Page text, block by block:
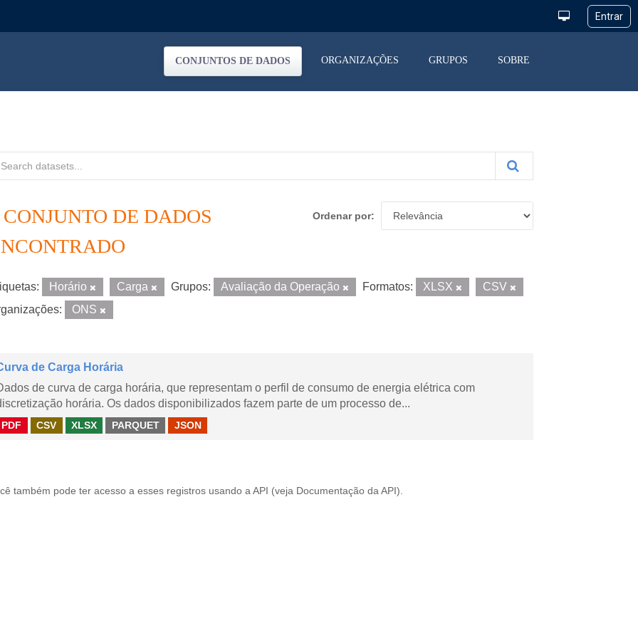
CONJUNTOS DE DADOS ORGANIZAÇÕES GRUPOS SOBRE
Ordenar por
CONJUNTO DE DADOS
Horário Carga Grupos: Avaliação da Operação Formatos: XLSX
CSV
ONS
de Carga Horária
de curva de carga horária, que representam o perfil de consumo de energia elétrica com
horária. Os dados disponibilizados fazem parte de um processo de...
PDF CSV XLSX PARQUET JSON
também pode ter acesso a esses registros usando a API (veja Documentação da API ).